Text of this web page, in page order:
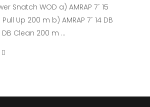
Snatch WOD a) AMRAP 7´ 15
Up 200 m b) AMRAP 7´ 14 DB
DB Clean 200 m